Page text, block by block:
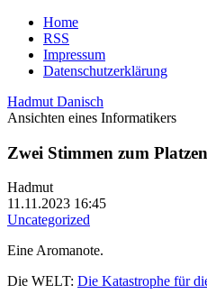
Home
RSS
Impressum
Datenschutzerklärung
Hadmut Danisch
Ansichten eines Informatikers
Zwei Stimmen zum
Hadmut
11.11.2023 16:45
Uncategorized
Eine Aromanote.
Die WELT: Die Katastrophe für